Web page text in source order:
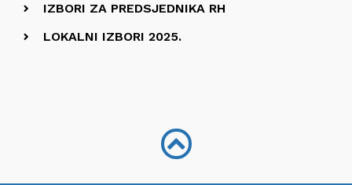
IZBORI ZA PREDSJEDNIKA RH
LOKALNI IZBORI 2025.